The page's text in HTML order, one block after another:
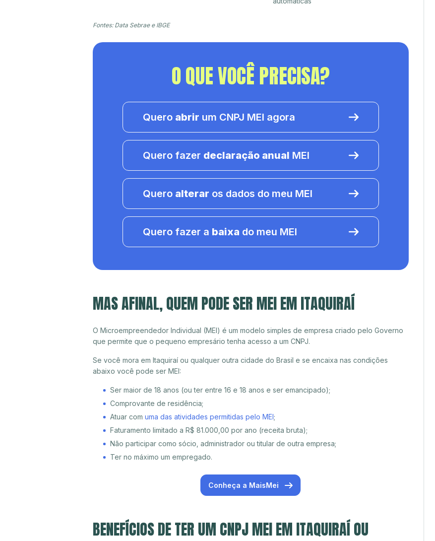
Fontes: Data Sebrae e IBGE
O QUE VOCÊ PRECISA?
Quero abrir um CNPJ MEI agora
Quero fazer declaração anual MEI
Quero alterar os dados do meu MEI
Quero fazer a baixa do meu MEI
MAS AFINAL, QUEM PODE SER MEI EM ITAQUIRAÍ
O Microempreendedor Individual (MEI) é um modelo simples de empresa criado pelo Governo
que permite que o pequeno empresário tenha acesso a um CNPJ.
Se você mora em Itaquiraí ou qualquer outra cidade do Brasil e se encaixa nas condições
abaixo você pode ser MEI:
Ser maior de 18 anos (ou ter entre 16 e 18 anos e ser emancipado);
Comprovante de residência;
Atuar com uma das atividades permitidas pelo MEI;
Faturamento limitado a R$ 81.000,00 por ano (receita bruta);
Não participar como sócio, administrador ou titular de outra empresa;
Ter no máximo um empregado.
Conheça a MaisMei
BENEFÍCIOS DE TER UM CNPJ MEI EM ITAQUIRAÍ OU